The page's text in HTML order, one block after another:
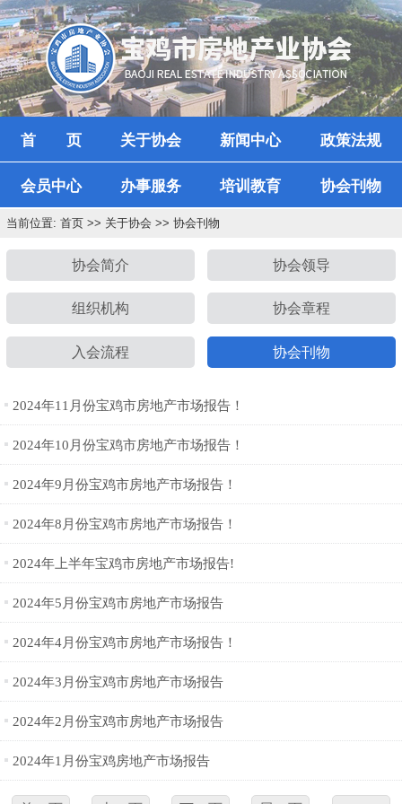
首 页 关于协会 新闻中心 政策法规
会员中心 办事服务 培训教育 协会刊物
当前位置: 首页 >> 关于协会 >> 协会刊物
协会简介 协会领导
组织机构 协会章程
入会流程 协会刊物
2024年11月份宝鸡市房地产市场报告！
2024年10月份宝鸡市房地产市场报告！
2024年9月份宝鸡市房地产市场报告！
2024年8月份宝鸡市房地产市场报告！
2024年上半年宝鸡市房地产市场报告!
2024年5月份宝鸡市房地产市场报告
2024年4月份宝鸡市房地产市场报告！
2024年3月份宝鸡市房地产市场报告
2024年2月份宝鸡市房地产市场报告
2024年1月份宝鸡房地产市场报告